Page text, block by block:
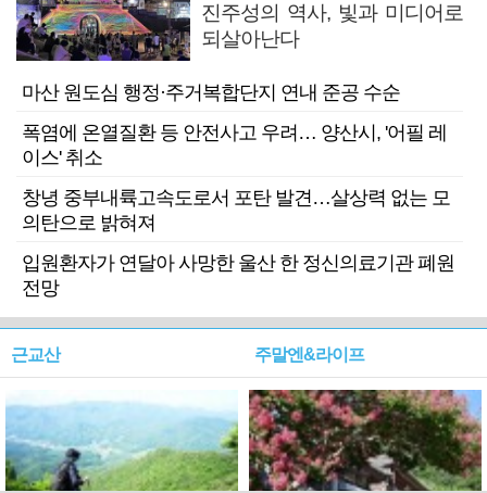
진주성의 역사, 빛과 미디어로
되살아난다
마산 원도심 행정·주거복합단지 연내 준공 수순
폭염에 온열질환 등 안전사고 우려… 양산시, '어필 레
이스' 취소
창녕 중부내륙고속도로서 포탄 발견…살상력 없는 모
의탄으로 밝혀져
입원환자가 연달아 사망한 울산 한 정신의료기관 폐원
전망
근교산 주말엔&라이프